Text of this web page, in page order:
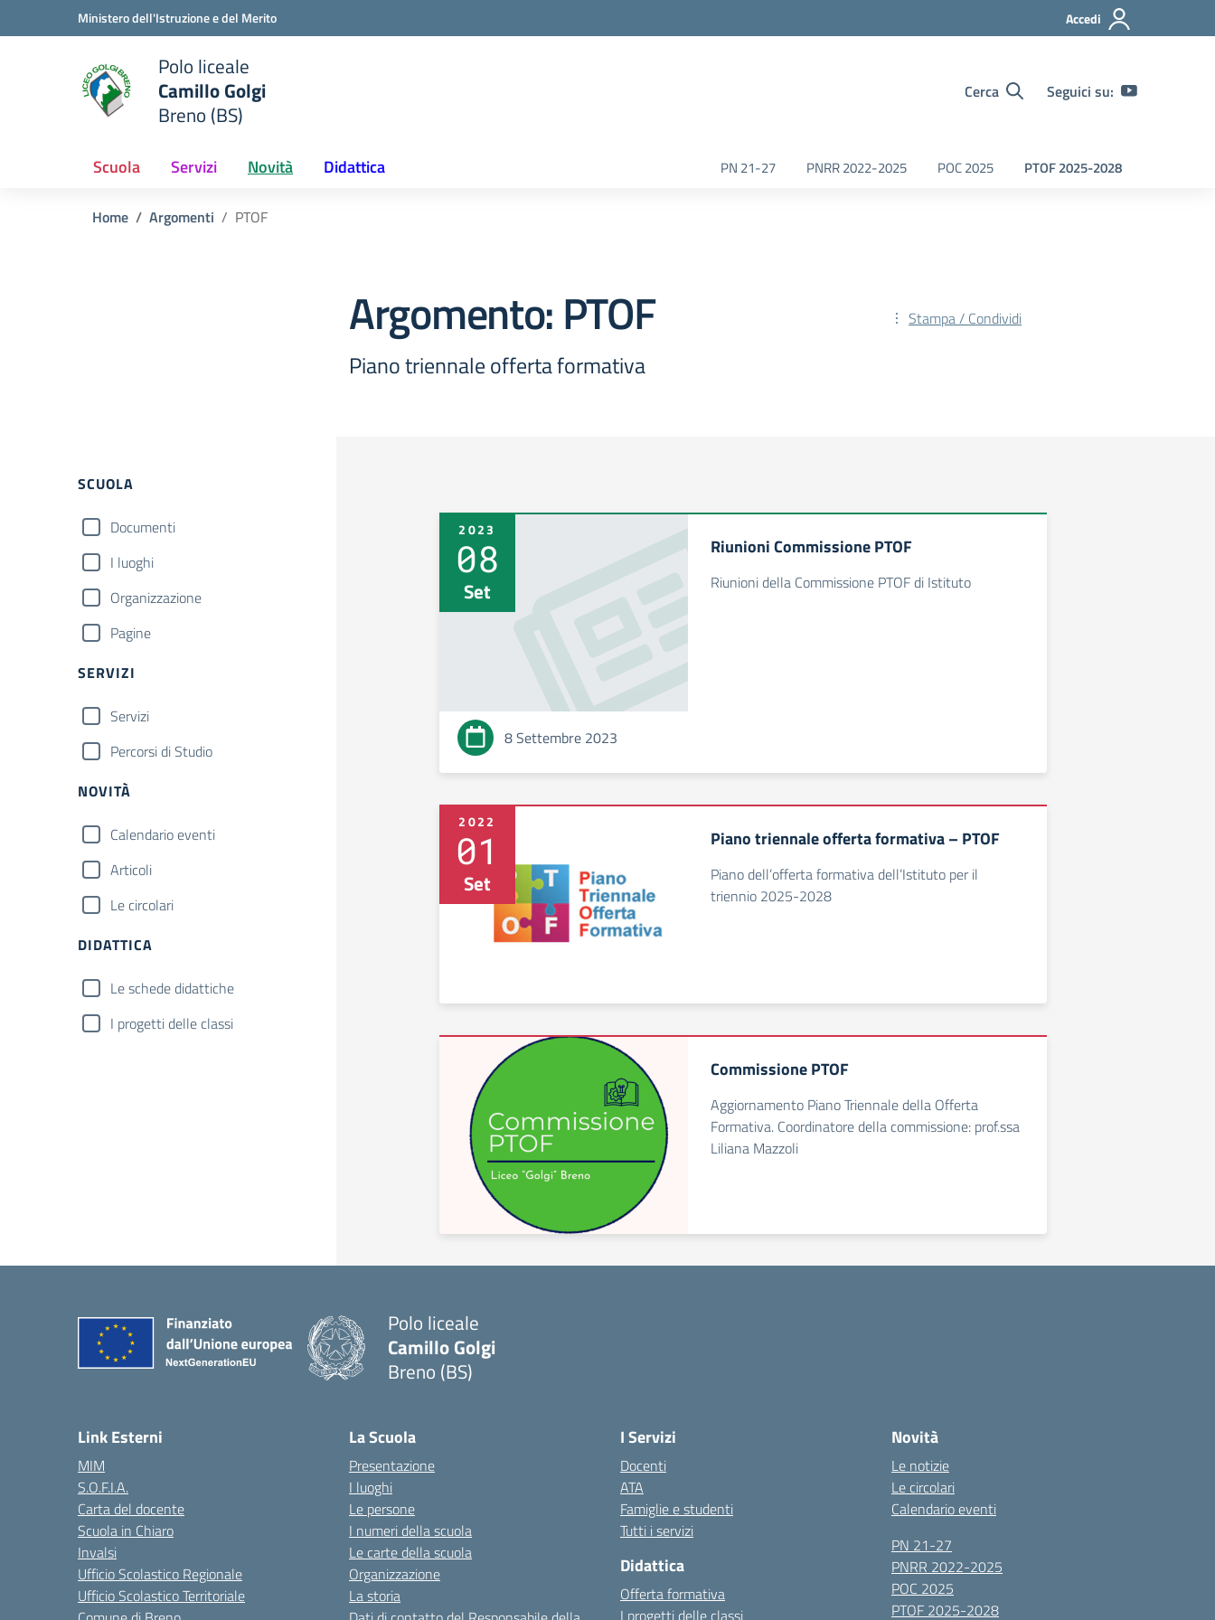
Vai ai contenuti
Vai al menu di navigazioneMinistero dell'Istruzione e del Merito Accedi
scuola
Polo liceale
Camillo Golgi
Breno (BS)
Cerca Seguici su:
Scuola Servizi Novità Didattica PN 21-27 PNRR 2022-2025 POC 2025 PTOF 2025-2028
Home Argomenti PTOF
Argomento: PTOF
Piano triennale offerta formativa
Stampa / Condividi
Filtri
SCUOLA
Documenti
I luoghi
Organizzazione
Pagine
SERVIZI
Servizi
Percorsi di Studio
NOVITÀ
Calendario eventi
Articoli
Le circolari
DIDATTICA
Le schede didattiche
I progetti delle classi
2023
08
Set
Riunioni Commissione PTOF
Riunioni della Commissione PTOF di Istituto
8 Settembre 2023
2022
01
Set
Piano triennale offerta formativa – PTOF
Piano dell’offerta formativa dell’Istituto per il
triennio 2025-2028
Commissione PTOF
Aggiornamento Piano Triennale della Offerta
Formativa. Coordinatore della commissione: prof.ssa
Liliana Mazzoli
Polo liceale
Camillo Golgi
Breno (BS)
Link Esterni
MIM
S.O.F.I.A.
Carta del docente
Scuola in Chiaro
Invalsi
Ufficio Scolastico Regionale
Ufficio Scolastico Territoriale
La Scuola
Presentazione
I luoghi
Le persone
I numeri della scuola
Le carte della scuola
Organizzazione
La storia
I Servizi
Docenti
ATA
Famiglie e studenti
Tutti i servizi
Didattica
Offerta formativa
I progetti delle classi
Novità
Le notizie
Le circolari
Calendario eventi
PN 21-27
PNRR 2022-2025
POC 2025
PTOF 2025-2028